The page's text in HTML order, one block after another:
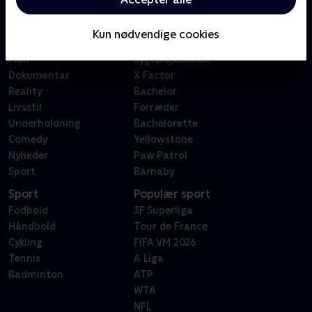
Kun nødvendige cookies
Kategorier
Film
Dokumentar
Reality
Livsstil
Underholdning
Comedy
Nyheder
Sport
Badehotellet
Sygeplejeskolen
X Factor
Bachelor
Forræder
Bachelorette
Yellowstone
Paw Patrol
Barnaby
Sport
Fodbold
Håndbold
Cykling
Tennis
Badminton
Populær sport
3F Superliga
Tour de France
FIFA VM 2026
A Liga
ATP
WTA
NFL